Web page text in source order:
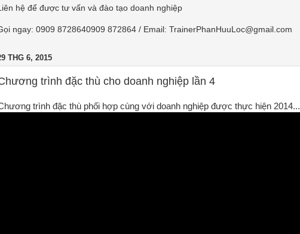
Liên hệ để được tư vấn và đào tạo doanh nghiệp
ngay: 0909 8728640909 872864 / Email: TrainerPhanHuuLoc@gmail.com
THG 6, 2015
trình đặc thù cho doanh nghiệp lần 4
trình đặc thù phối hợp cùng với doanh nghiệp được thực hiện 2014...